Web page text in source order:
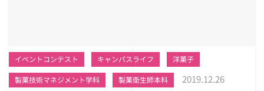
イベントコンテスト キャンパスライフ 洋菓子
製菓技術マネジメント学科 製菓衛生師本科 2019.12.26